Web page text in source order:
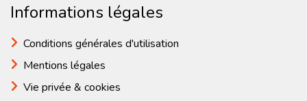
Informations légales
Conditions générales d'utilisation
Mentions légales
Vie privée & cookies